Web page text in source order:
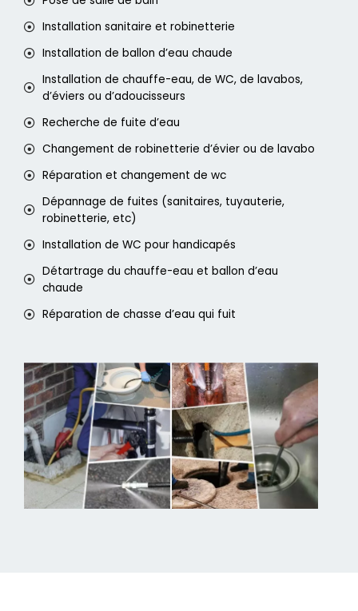
Installation sanitaire et robinetterie
Installation de ballon d’eau chaude
Installation de chauffe-eau, de WC, de lavabos,
d’éviers ou d’adoucisseurs
Recherche de fuite d’eau
Changement de robinetterie d’évier ou de lavabo
Réparation et changement de wc
Dépannage de fuites (sanitaires, tuyauterie,
robinetterie, etc)
Installation de WC pour handicapés
Détartrage du chauffe-eau et ballon d’eau
chaude
Réparation de chasse d’eau qui fuit